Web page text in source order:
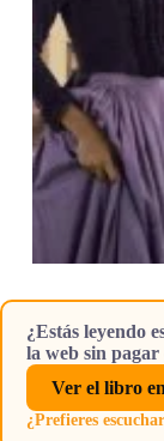
¿Estás leyendo
la web sin pagar
Ver el libro
¿Prefieres